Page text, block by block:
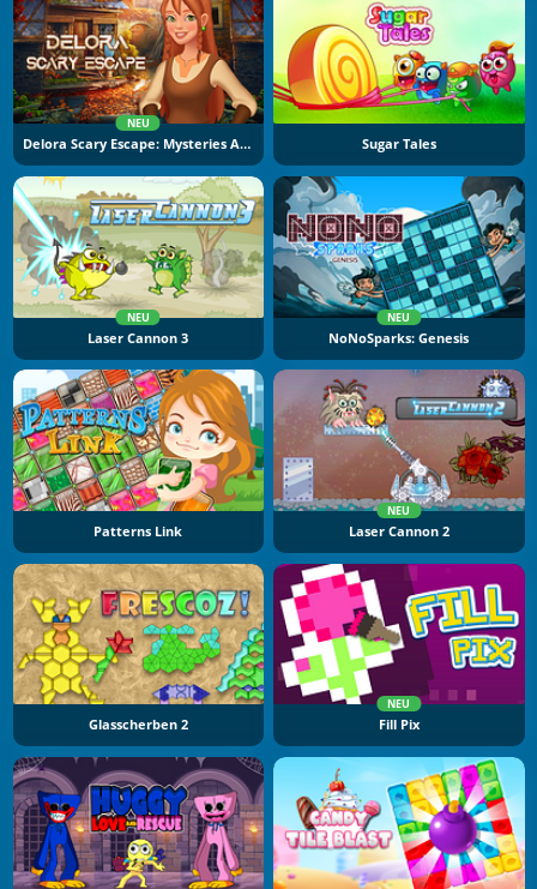
NEU
Delora Scary Escape: Mysteries Adventure Sugar Tales
NEU
Laser Cannon 3
NEU
NoNoSparks: Genesis
Patterns Link
NEU
Laser Cannon 2
Glasscherben 2
NEU
Fill Pix